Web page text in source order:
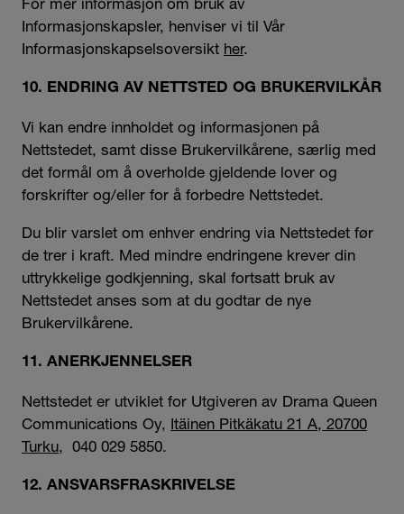
Informasjonskapsler, henviser vi til Vår
Informasjonskapselsoversikt her.
10. ENDRING AV NETTSTED OG BRUKERVILKÅR
Vi kan endre innholdet og informasjonen på
Nettstedet, samt disse Brukervilkårene, særlig med
det formål om å overholde gjeldende lover og
forskrifter og/eller for å forbedre Nettstedet.
Du blir varslet om enhver endring via Nettstedet før
de trer i kraft. Med mindre endringene krever din
uttrykkelige godkjenning, skal fortsatt bruk av
Nettstedet anses som at du godtar de nye
Brukervilkårene.
11. ANERKJENNELSER
Nettstedet er utviklet for Utgiveren av Drama Queen
Communications Oy, Itäinen Pitkäkatu 21 A, 20700
Turku, 040 029 5850.
12. ANSVARSFRASKRIVELSE